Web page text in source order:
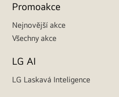
Promoakce
Nejnovější akce
Všechny akce
LG AI
LG Laskavá Inteligence